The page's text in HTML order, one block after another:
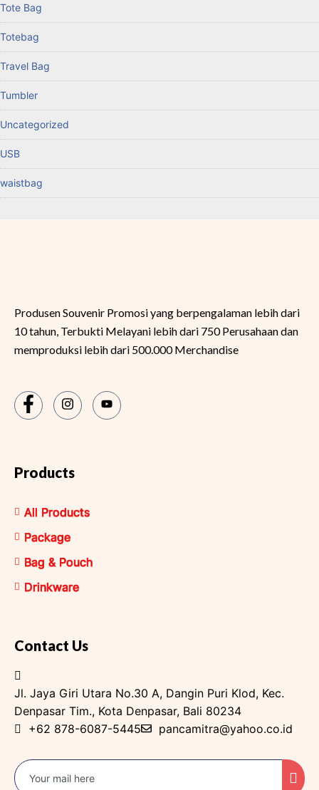
Tote Bag
Totebag
Travel Bag
Tumbler
Uncategorized
USB
waistbag
Produsen Souvenir Promosi yang berpengalaman lebih dari
10 tahun, Terbukti Melayani lebih dari 750 Perusahaan dan
memproduksi lebih dari 500.000 Merchandise
Products
All Products
Package
Bag & Pouch
Drinkware
Contact Us
Jl. Jaya Giri Utara No.30 A, Dangin Puri Klod, Kec.
Denpasar Tim., Kota Denpasar, Bali 80234
+62 878-6087-5445
pancamitra@yahoo.co.id